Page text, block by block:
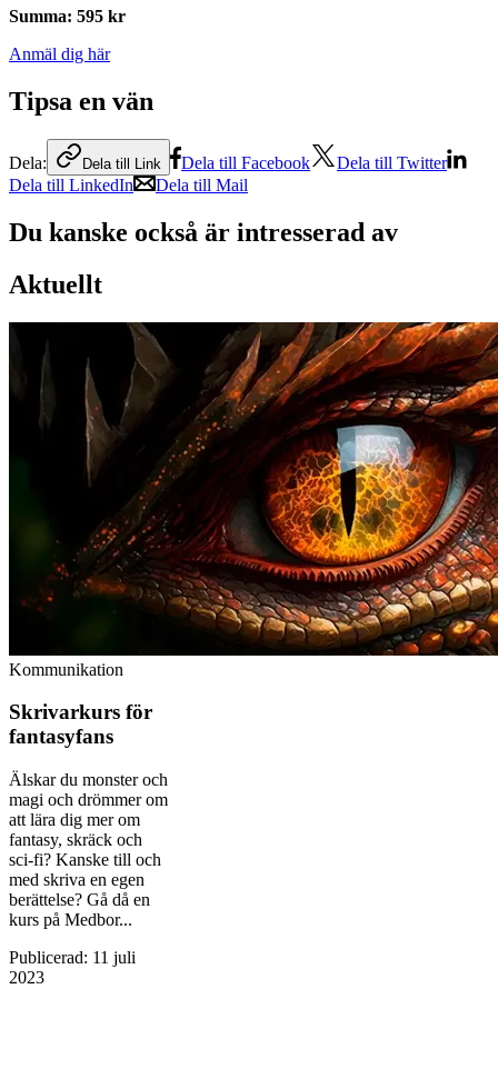
Summa: 595 kr
Anmäl dig här
Tipsa en vän
Dela: Dela till Link Dela till Facebook
Dela till Twitter
Dela till LinkedIn
Dela till Mail
Du kanske också är intresserad av
Aktuellt
Kommunikation
Skrivarkurs för
fantasyfans
Älskar du monster och
magi och drömmer om
att lära dig mer om
fantasy, skräck och
sci-fi? Kanske till och
med skriva en egen
berättelse? Gå då en
kurs på Medbor...
Publicerad: 11 juli
2023